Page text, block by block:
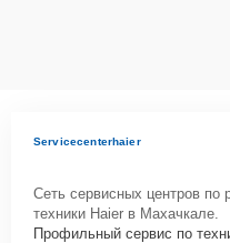
Servicecenterhaier
Сеть сервисных центров по
техники Haier в Махачкале.
Профильный сервис по